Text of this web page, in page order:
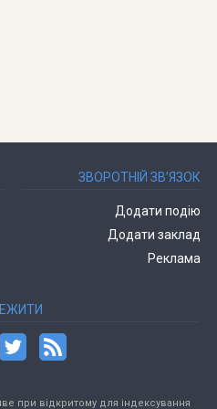
ЗВОРОТНІЙ ЗВ’ЯЗОК
Додати подію
Додати заклад
Реклама
при відкритому для індексування